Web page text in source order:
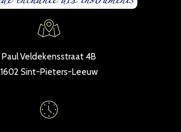
Paul Veldekensstraat 4B
1602 Sint-Pieters-Leeuw